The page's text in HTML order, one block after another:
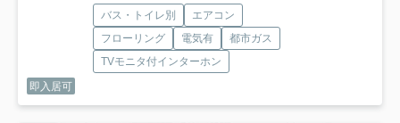
バス・トイレ別
エアコン
フローリング
電気有
都市ガス
TVモニタ付インターホン
即入居可